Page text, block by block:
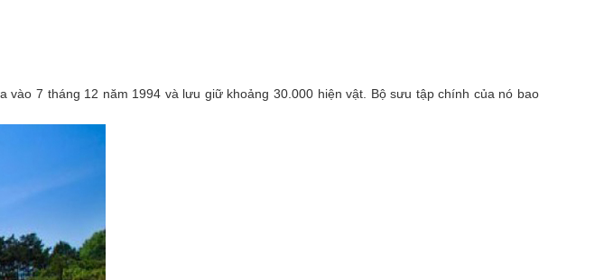
7 tháng 12 năm 1994 và lưu giữ khoảng 30.000 hiện vật. Bộ sưu tập chính của nó bao